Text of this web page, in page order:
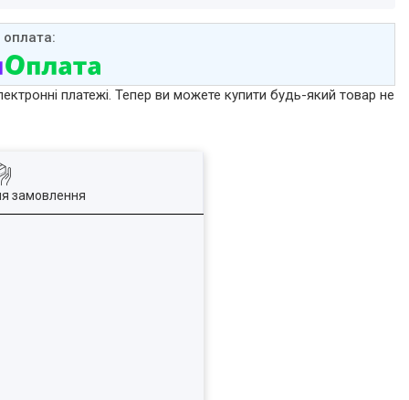
платежі. Тепер ви можете купити будь-який товар не
замовлення